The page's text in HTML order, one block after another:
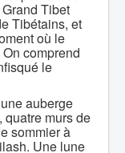
Tibet
Tibétains, et
où le
comprend
le
auberge
quatre murs de
sommier à
Une lune